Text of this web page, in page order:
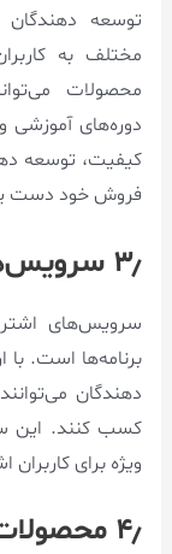
توسعه
مختلف به
محصولات
دوره‌های آموزشی
کیفیت، توسعه
فروش خود دست
۳٫ سرویس‌های اشتراکی
سرویس‌های
برنامه‌ها است. با
دهندگان
کسب کنند. این
ویژه برای
۴٫ محصولات فروشگاه آنلاین